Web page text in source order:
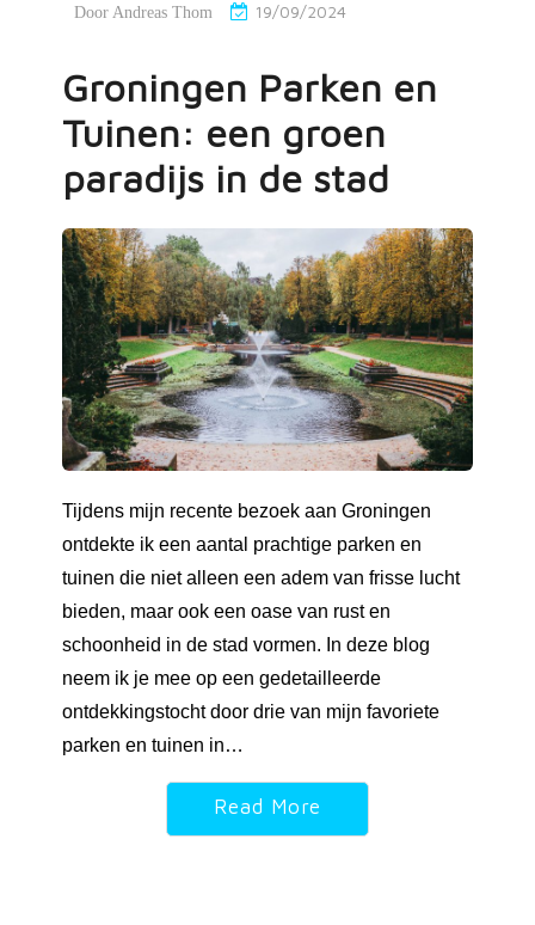
Door Andreas Thom 19/09/2024
Groningen Parken en
Tuinen: een groen
paradijs in de stad
Tijdens mijn recente bezoek aan Groningen
ontdekte ik een aantal prachtige parken en
tuinen die niet alleen een adem van frisse lucht
bieden, maar ook een oase van rust en
schoonheid in de stad vormen. In deze blog
neem ik je mee op een gedetailleerde
ontdekkingstocht door drie van mijn favoriete
parken en tuinen in…
Read More